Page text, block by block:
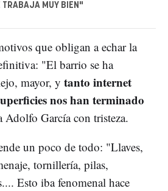
TRABAJA MUY BIEN"
que obligan a echar la
"El barrio se ha
mayor, y tanto internet
nos han terminado
Adolfo García con tristeza.
un poco de todo: "Llaves,
tornillería, pilas,
Esto iba fenomenal hace